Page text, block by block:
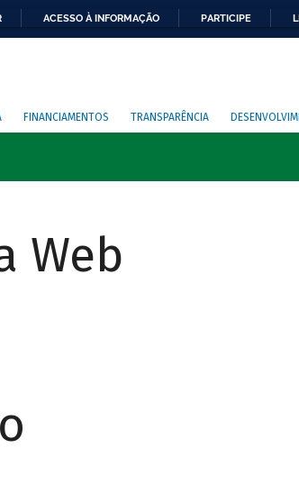
ACESSO À INFORMAÇÃO PARTICIPE
FINANCIAMENTOS TRANSPARÊNCIA
Web